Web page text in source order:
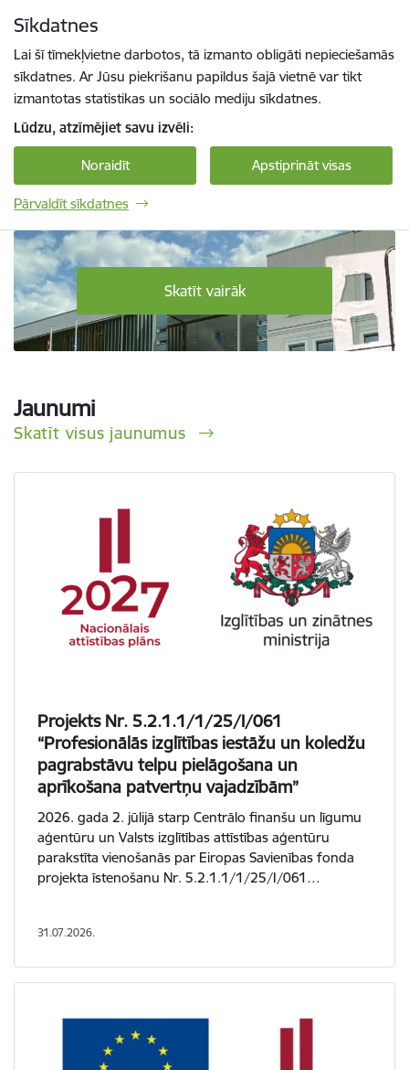
Sīkdatnes
Lai šī tīmekļvietne darbotos, tā izmanto obligāti nepieciešamās
sīkdatnes. Ar Jūsu piekrišanu papildus šajā vietnē var tikt
izmantotas statistikas un sociālo mediju sīkdatnes.
Lūdzu, atzīmējiet savu izvēli:
Noraidīt Apstiprināt visas
Pārvaldīt sīkdatnes
Daugavpils Tehnoloģiju un tūrisma tehnikums
Skatīt vairāk
Jaunumi
Skatīt visus jaunumus
Projekts Nr. 5.2.1.1/1/25/I/061
“Profesionālās izglītības iestāžu un koledžu
pagrabstāvu telpu pielāgošana un
aprīkošana patvertņu vajadzībām”
2026. gada 2. jūlijā starp Centrālo finanšu un līgumu
aģentūru un Valsts izglītības attīstības aģentūru
parakstīta vienošanās par Eiropas Savienības fonda
projekta īstenošanu Nr. 5.2.1.1/1/25/I/061…
31.07.2026.